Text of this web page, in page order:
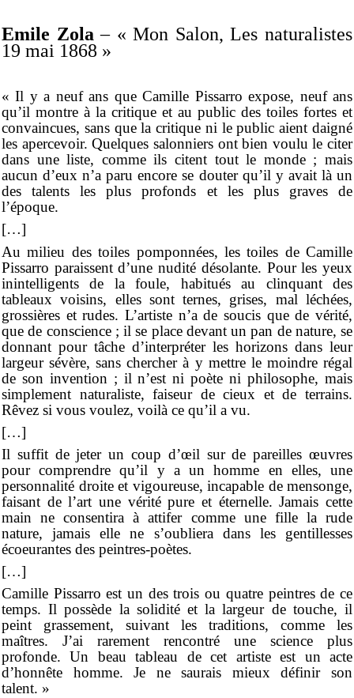
Emile Zola – « Mon Salon, Les naturalistes
19 mai 1868 »
« Il y a neuf ans que Camille Pissarro expose, neuf ans
qu’il montre à la critique et au public des toiles fortes et
convaincues, sans que la critique ni le public aient daigné
les apercevoir. Quelques salonniers ont bien voulu le citer
dans une liste, comme ils citent tout le monde ; mais
aucun d’eux n’a paru encore se douter qu’il y avait là un
des talents les plus profonds et les plus graves de
l’époque.
[…]
Au milieu des toiles pomponnées, les toiles de Camille
Pissarro paraissent d’une nudité désolante. Pour les yeux
inintelligents de la foule, habitués au clinquant des
tableaux voisins, elles sont ternes, grises, mal léchées,
grossières et rudes. L’artiste n’a de soucis que de vérité,
que de conscience ; il se place devant un pan de nature, se
donnant pour tâche d’interpréter les horizons dans leur
largeur sévère, sans chercher à y mettre le moindre régal
de son invention ; il n’est ni poète ni philosophe, mais
simplement naturaliste, faiseur de cieux et de terrains.
Rêvez si vous voulez, voilà ce qu’il a vu.
[…]
Il suffit de jeter un coup d’œil sur de pareilles œuvres
pour comprendre qu’il y a un homme en elles, une
personnalité droite et vigoureuse, incapable de mensonge,
faisant de l’art une vérité pure et éternelle. Jamais cette
main ne consentira à attifer comme une fille la rude
nature, jamais elle ne s’oubliera dans les gentillesses
écoeurantes des peintres-poètes.
[…]
Camille Pissarro est un des trois ou quatre peintres de ce
temps. Il possède la solidité et la largeur de touche, il
peint grassement, suivant les traditions, comme les
maîtres. J’ai rarement rencontré une science plus
profonde. Un beau tableau de cet artiste est un acte
d’honnête homme. Je ne saurais mieux définir son
talent. »